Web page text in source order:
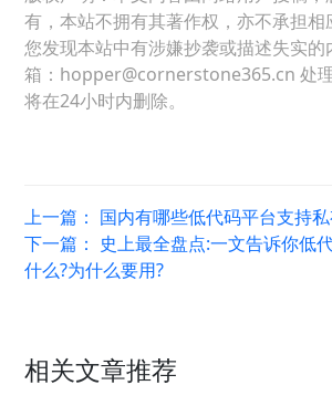
有，本站不拥有其著作权，亦不承担
您发现本站中有涉嫌抄袭或描述失实的
箱：hopper@cornerstone365.cn 处
将在24小时内删除。
上一篇： 国内有哪些低代码平台支持
下一篇： 史上最全盘点:一文告诉你低
什么?为什么要用?
相关文章推荐